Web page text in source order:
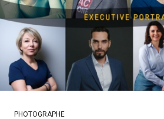
PHOTOGRAPHE